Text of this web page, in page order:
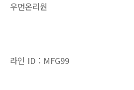
우먼온리원
라인 ID : MFG99